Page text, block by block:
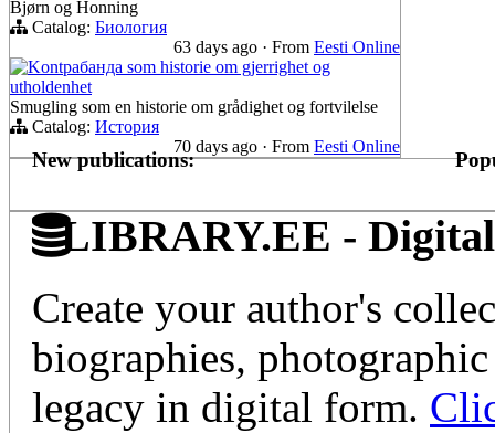
Bjørn og Honning
Catalog: Биология
63 days ago · From Eesti Online
Kontрабанда som historie om gjerrighet og
utholdenhet
Smugling som en historie om grådighet og fortvilelse
Catalog: История
70 days ago · From Eesti Online
New publications:
LIBRARY.EE -
Create your author's
biographies,
legacy in digital form.